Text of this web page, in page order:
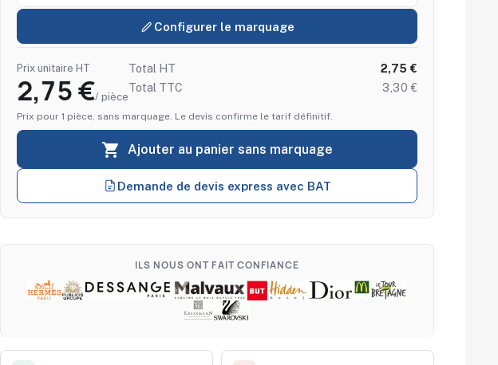
Configurer le marquage
Prix unitaire HT
2,75 €/ pièce
Total HT
2,75 €
Total TTC
3,30 €
Prix pour 1 pièce, sans marquage. Le devis confirme le tarif définitif.
 Ajouter au panier sans marquage
Demande de devis express avec BAT
ILS NOUS ONT FAIT CONFIANCE